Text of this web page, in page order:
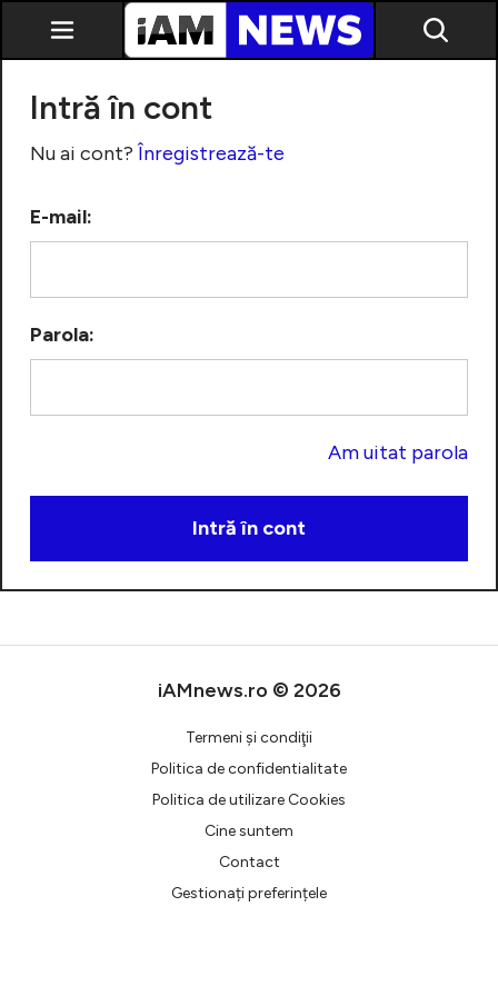
Creează cont
Intră în cont
Nu ai cont?Înregistrează-te
E-mail:
Parola:
Am uitat parola
iAMnews.ro © 2026
Termeni şi condiţii
Politica de confidentialitate
Politica de utilizare Cookies
Cine suntem
Contact
Gestionați preferințele